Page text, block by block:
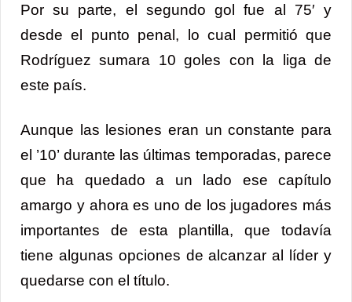
Por su parte, el segundo gol fue al 75′ y
desde el punto penal, lo cual permitió que
Rodríguez sumara 10 goles con la liga de
este país.
Aunque las lesiones eran un constante para
el ’10’ durante las últimas temporadas, parece
que ha quedado a un lado ese capítulo
amargo y ahora es uno de los jugadores más
importantes de esta plantilla, que todavía
tiene algunas opciones de alcanzar al líder y
quedarse con el título.